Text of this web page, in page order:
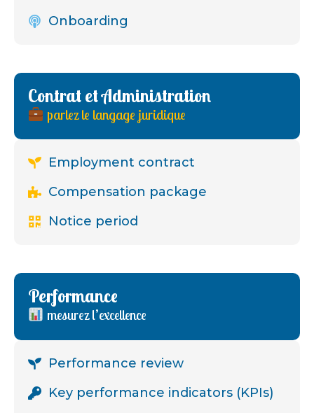
Onboarding
Contrat et Administration
parlez le langage juridique
Employment contract
Compensation package
Notice period
Performance
mesurez l’excellence
Performance review
Key performance indicators (KPIs)